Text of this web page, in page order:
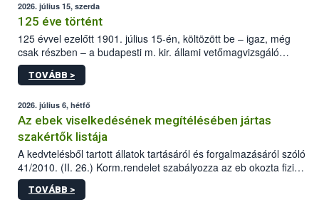
2026. július 15, szerda
125 éve történt
125 évvel ezelőtt 1901. július 15-én, költözött be – igaz, még
csak részben – a budapesti m. kir. állami vetőmagvizsgáló
állomás a Kis Rókus utca 15. szám alatti, Czigler Győző által
tervezett új épületébe.
TOVÁBB >
2026. július 6, hétfő
Az ebek viselkedésének megítélésében jártas
szakértők listája
A kedvtelésből tartott állatok tartásáról és forgalmazásáról szóló
41/2010. (II. 26.) Korm.rendelet szabályozza az eb okozta fizikai
sérülés, illetve ennek veszélye keletkezésekor felmerülő
hatósági feladatokat, valamint a veszélyes eb tartását és annak
TOVÁBB >